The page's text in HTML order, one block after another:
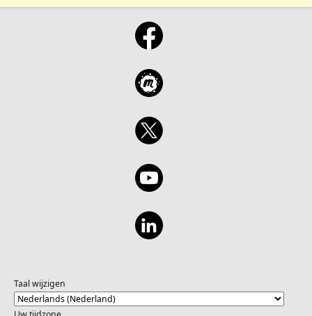
Taal wijzigen